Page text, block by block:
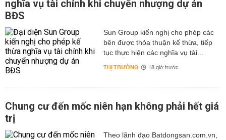
nghĩa vụ tài chính khi chuyển nhượng dự án
BĐS
Sun Group kiến nghị cho phép các
bên được thỏa thuận kế thừa, tiếp
tục thực hiện các nghĩa vụ tài...
THỊ TRƯỜNG 18 giờ trước
Chung cư đến mốc niên hạn không phải hết giá
trị
Theo lãnh đạo Batdongsan.com.vn,